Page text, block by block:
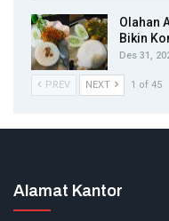
Olahan
Bikin
Des 31,
PREV NEXT 1 of 45
Alamat Kantor